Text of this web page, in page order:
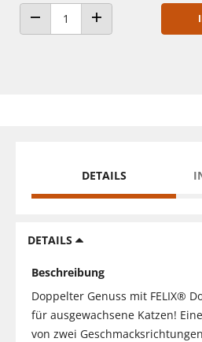
ANZAHL VERRINGERNANZAHL ERHÖHEN
DETAILS
DETAILS
Beschreibung
Doppelter Genuss mit FELIX®
für ausgewachsene Katzen!
von zwei